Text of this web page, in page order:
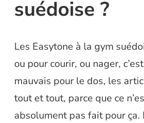
suédoise ?
Les Easytone à la gym
ou pour courir, ou nager,
mauvais pour le dos, les
tout et tout, parce que ce
absolument pas fait pour ça.